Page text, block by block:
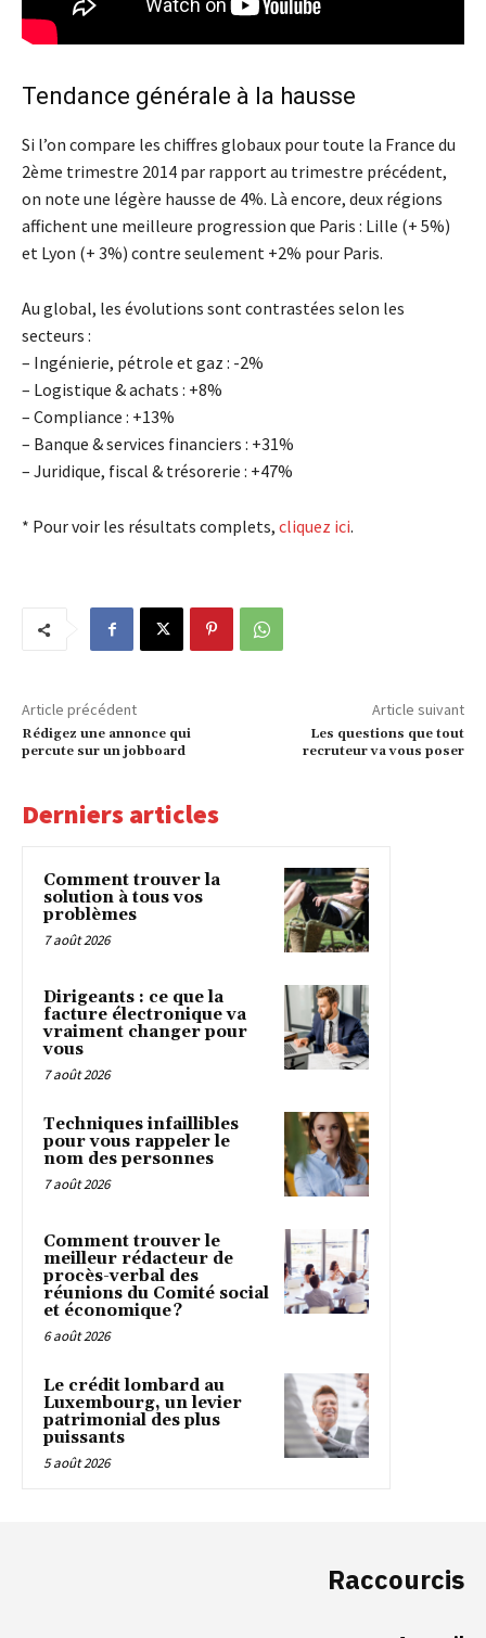
Tendance générale à la hausse
Si l’on compare les chiffres globaux pour toute la France du
2ème trimestre 2014 par rapport au trimestre précédent,
on note une légère hausse de 4%. Là encore, deux régions
affichent une meilleure progression que Paris : Lille (+ 5%)
et Lyon (+ 3%) contre seulement +2% pour Paris.
Au global, les évolutions sont contrastées selon les
secteurs :
– Ingénierie, pétrole et gaz : -2%
– Logistique & achats : +8%
– Compliance : +13%
– Banque & services financiers : +31%
– Juridique, fiscal & trésorerie : +47%
* Pour voir les résultats complets, cliquez ici.
Article précédent
Rédigez une annonce qui
percute sur un jobboard
Article suivant
Les questions que tout
recruteur va vous poser
Derniers articles
Comment trouver la
solution à tous vos
problèmes
7 août 2026
Dirigeants : ce que la
facture électronique va
vraiment changer pour
vous
7 août 2026
Techniques infaillibles
pour vous rappeler le
nom des personnes
7 août 2026
Comment trouver le
meilleur rédacteur de
procès-verbal des
réunions du Comité social
et économique ?
6 août 2026
Le crédit lombard au
Luxembourg, un levier
patrimonial des plus
puissants
5 août 2026
Raccourcis